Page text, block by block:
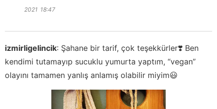
2021 18:47
izmirligelincik: Şahane bir tarif, çok teşekkürler❣️ Ben
kendimi tutamayıp sucuklu yumurta yaptım, “vegan”
olayını tamamen yanlış anlamış olabilir miyim😃